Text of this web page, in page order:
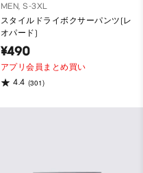
MEN, S-3XL
スタイルドライボクサーパンツ(レ
オパード)
¥490
アプリ会員まとめ買い
4.4 (301)